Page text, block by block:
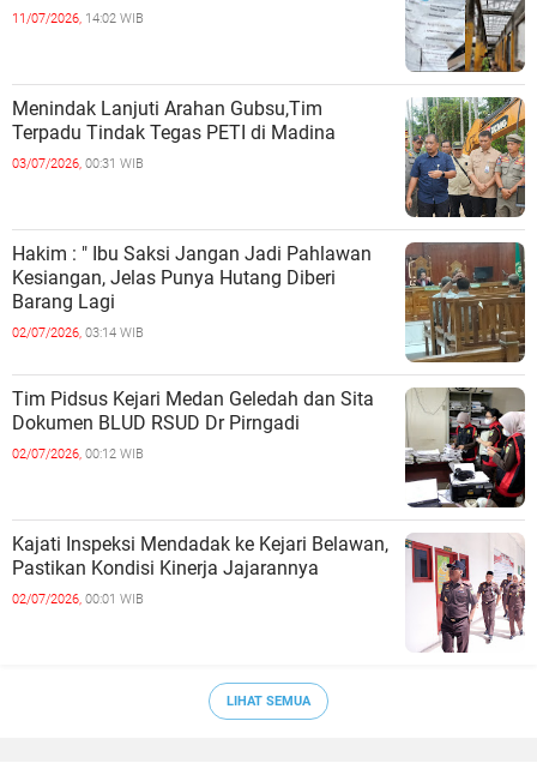
11/07/2026, 14:02 WIB
Menindak Lanjuti Arahan Gubsu,Tim
Terpadu Tindak Tegas PETI di Madina
03/07/2026, 00:31 WIB
Hakim : " Ibu Saksi Jangan Jadi Pahlawan
Kesiangan, Jelas Punya Hutang Diberi
Barang Lagi
02/07/2026, 03:14 WIB
Tim Pidsus Kejari Medan Geledah dan Sita
Dokumen BLUD RSUD Dr Pirngadi
02/07/2026, 00:12 WIB
Kajati Inspeksi Mendadak ke Kejari Belawan,
Pastikan Kondisi Kinerja Jajarannya
02/07/2026, 00:01 WIB
LIHAT SEMUA